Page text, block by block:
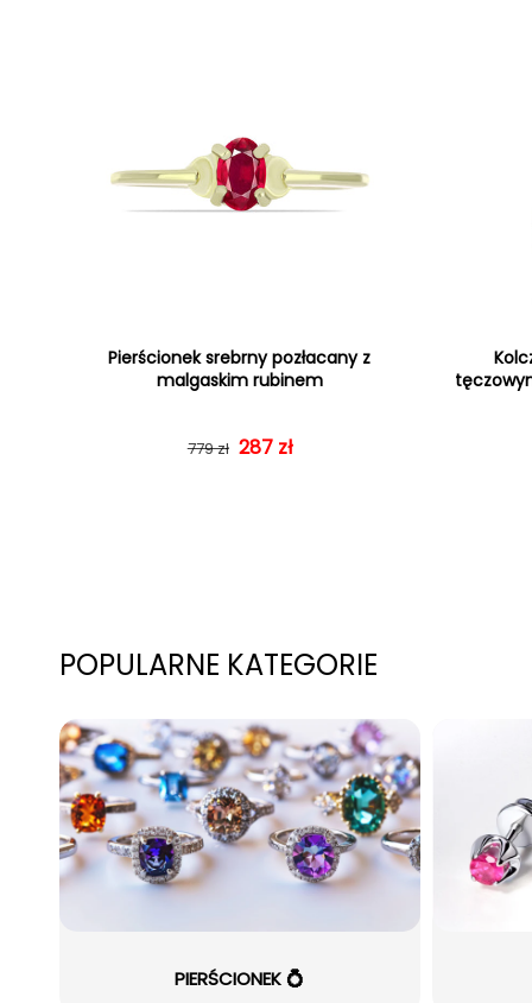
Pierścionek srebrny pozłacany z
malgaskim rubinem
Cena regularna
779 zł Cena sprzedaży
287 zł
POPULARNE KATEGORIE
PIERŚCIONEK 💍